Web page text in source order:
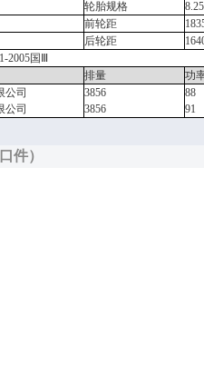
轮胎规格
前轮距
后轮距
2005国Ⅲ
排量
功
公司
公司
3856
3856
88
91
件）